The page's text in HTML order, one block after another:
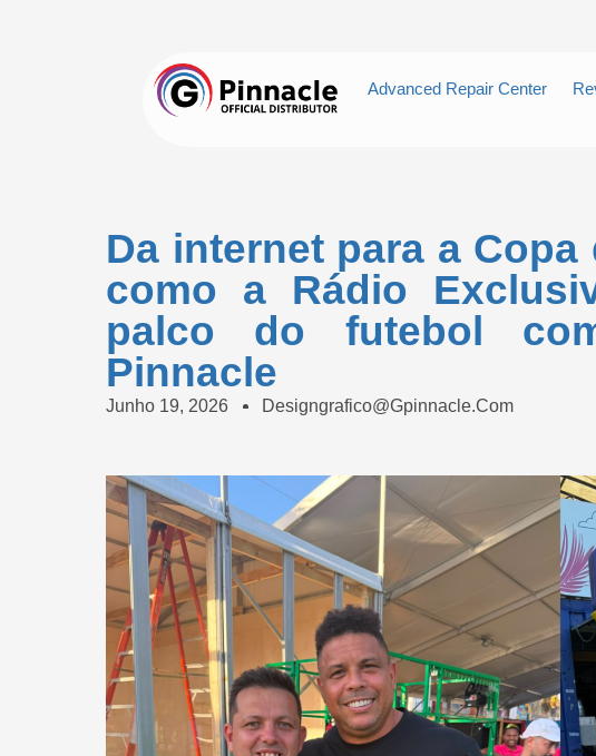
Advanced Repair Center
Da internet para a
como a Rádio
palco do futebol
Pinnacle
Junho 19, 2026 Designgrafico@gpinnacle.com